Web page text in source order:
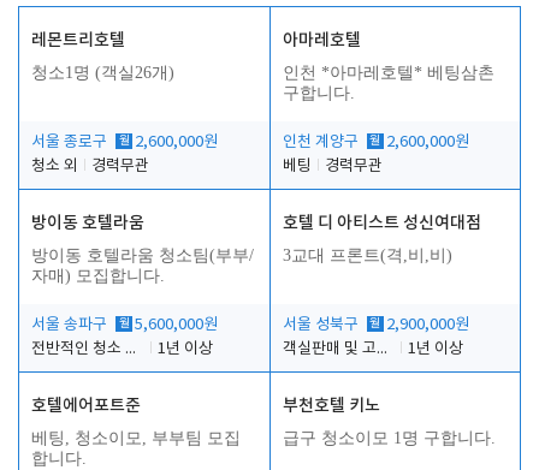
레몬트리호텔
청소1명 (객실26개)
서울 종로구 월 2,600,000원
청소 외
경력무관
아마레호텔
인천 *아마레호텔* 베팅삼촌
구합니다.
인천 계양구 월 2,600,000원
베팅
경력무관
방이동 호텔라움
방이동 호텔라움 청소팀(부부/
자매) 모집합니다.
서울 송파구 월 5,600,000원
전반적인 청소 업무(객실청소.객실정리)
1년 이상
호텔 디 아티스트 성신여대점
3교대 프론트(격,비,비)
서울 성북구 월 2,900,000원
객실판매 및 고객응대
1년 이상
호텔에어포트준
베팅, 청소이모, 부부팀 모집
합니다.
부천호텔 키노
급구 청소이모 1명 구합니다.